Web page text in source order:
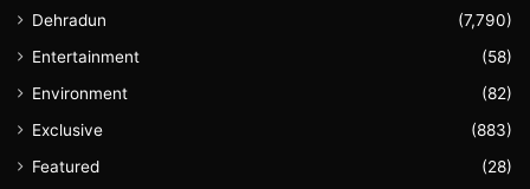
Dehradun
(7,790)
Entertainment
(58)
Environment
(82)
Exclusive
(883)
Featured
(28)